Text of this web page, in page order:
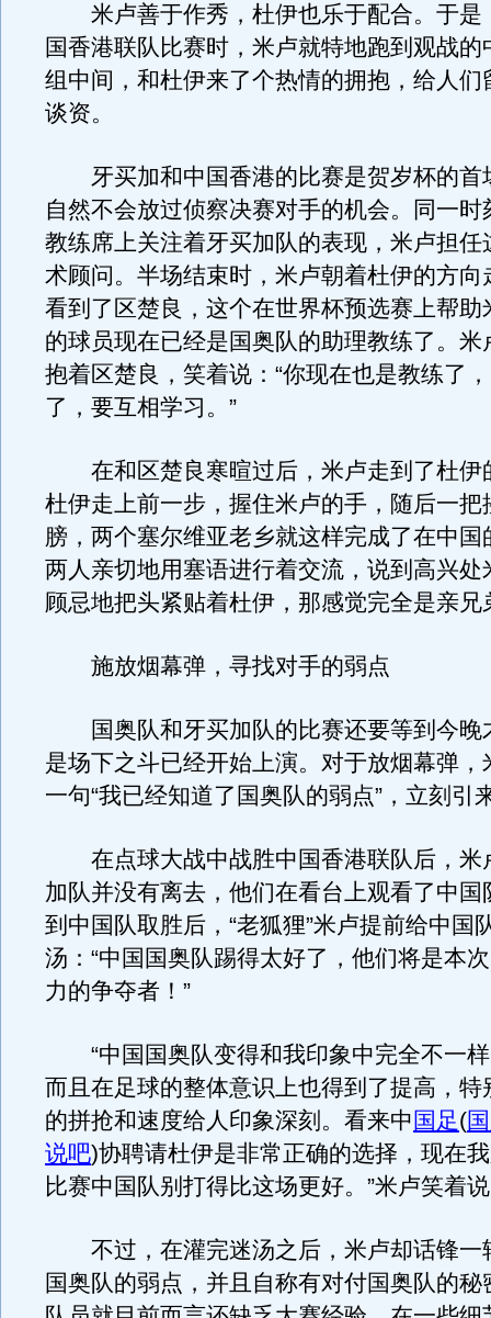
米卢善于作秀，杜伊也乐于配合。于是
国香港联队比赛时，米卢就特地跑到观战的
组中间，和杜伊来了个热情的拥抱，给人们
谈资。
牙买加和中国香港的比赛是贺岁杯的首
自然不会放过侦察决赛对手的机会。同一时
教练席上关注着牙买加队的表现，米卢担任
术顾问。半场结束时，米卢朝着杜伊的方向
看到了区楚良，这个在世界杯预选赛上帮助
的球员现在已经是国奥队的助理教练了。米
抱着区楚良，笑着说：“你现在也是教练了
了，要互相学习。”
在和区楚良寒暄过后，米卢走到了杜伊
杜伊走上前一步，握住米卢的手，随后一把
膀，两个塞尔维亚老乡就这样完成了在中国
两人亲切地用塞语进行着交流，说到高兴处
顾忌地把头紧贴着杜伊，那感觉完全是亲兄
施放烟幕弹，寻找对手的弱点
国奥队和牙买加队的比赛还要等到今晚
是场下之斗已经开始上演。对于放烟幕弹，
一句“我已经知道了国奥队的弱点”，立刻引
在点球大战中战胜中国香港联队后，米
加队并没有离去，他们在看台上观看了中国
到中国队取胜后，“老狐狸”米卢提前给中国
汤：“中国国奥队踢得太好了，他们将是本
力的争夺者！”
“中国国奥队变得和我印象中完全不一样
而且在足球的整体意识上也得到了提高，特
的拼抢和速度给人印象深刻。看来中 国足(
说吧)协聘请杜伊是非常正确的选择，现在
比赛中国队别打得比这场更好。”米卢笑着
不过，在灌完迷汤之后，米卢却话锋一
国奥队的弱点，并且自称有对付国奥队的秘